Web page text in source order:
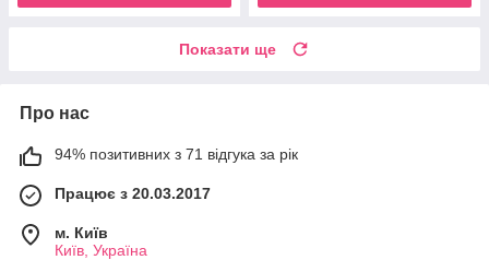
Показати ще
Про нас
94% позитивних з 71 відгука за рік
Працює з 20.03.2017
м. Київ
Київ, Україна